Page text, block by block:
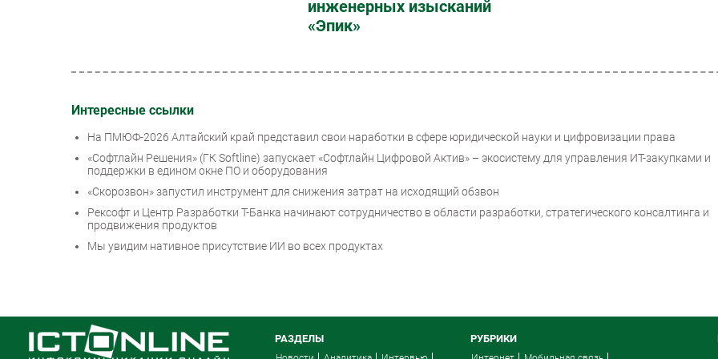
инженерных изысканий
«Эпик»
Интересные ссылки
На ПМЮФ-2026 Алтайский край представил свои наработки в сфере юридической науки и цифровизации права
«Софтлайн Решения» (ГК Softline) запускает «Софтлайн Цифровой Актив» – экосистему для управления ИТ-закупками и
поддержки в едином окне ПО и оборудования
«Скорозвон» запустил инструмент для снижения затрат на исходящий обзвон
Рексофт и Центр Разработки Т-Банка начинают сотрудничество в области разработки, стратегического консалтинга и
продвижения продуктов
Мы увидим нативное присутствие ИИ во всех продуктах
РАЗДЕЛЫ РУБРИКИ